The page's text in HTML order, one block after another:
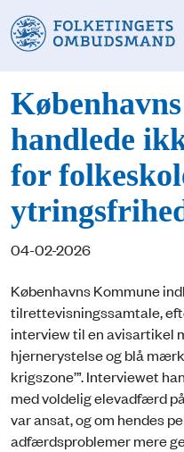
handlede
for
04-02-2026
Københavns Kommune
tilrettevisningssamtale,
interview til en avisartikel
hjernerystelse og blå
krigszone’”. Interviewet
med voldelig elevadfærd
var ansat, og om hendes
adfærdsproblemer mere